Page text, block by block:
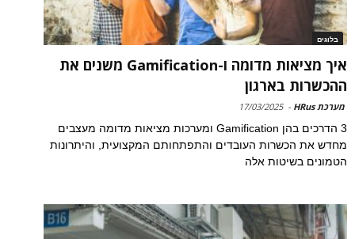
בלוגים
איך מציאות מדומה ו-Gamification משנים את
ההכשרות בארגון
מערכת HRus -
17/03/2025
3 הדרכים בהן Gamification ומערכות מציאות מדומה מעצבים
מחדש את הכשרות העובדים והתפתחותם המקצועית, והיתרונות
הטמונים בשיטות אלה